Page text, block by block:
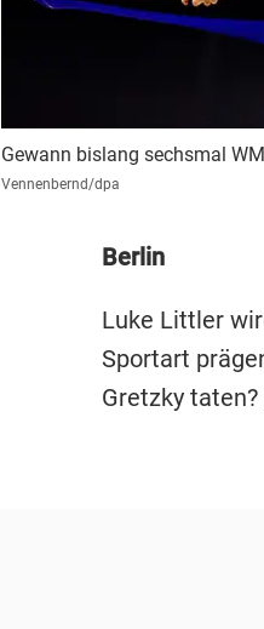
Gewann bislang sechsmal
Vennenbernd/dpa
Berlin
Luke Littler
Sportart
Gretzky